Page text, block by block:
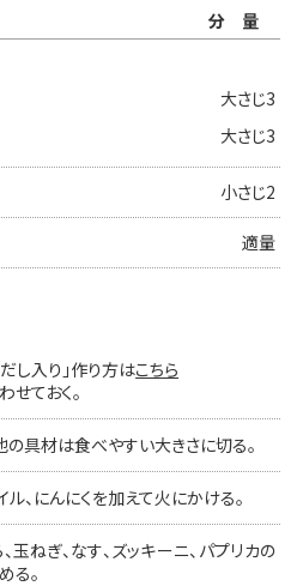
分量
大さじ3
大さじ3
小さじ2
適量
だし入り」作り方はこちら
せておく。
の具材は食べやすい大きさに切る。
、にんにくを加えて火にかける。
玉ねぎ、なす、ズッキーニ、パプリカの
る。